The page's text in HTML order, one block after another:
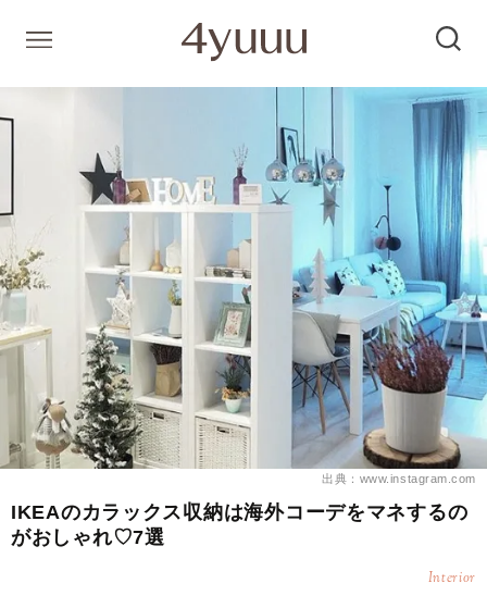
出典：www.instagram.com
IKEAのカラックス収納は海外コーデをマネするの
がおしゃれ♡7選
Interior